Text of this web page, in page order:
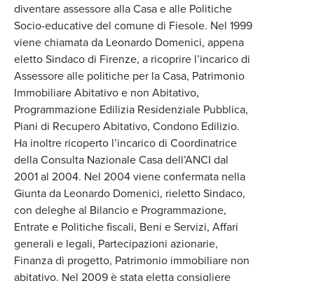
diventare assessore alla Casa e alle Politiche
Socio-educative del comune di Fiesole. Nel 1999
viene chiamata da Leonardo Domenici, appena
eletto Sindaco di Firenze, a ricoprire l’incarico di
Assessore alle politiche per la Casa, Patrimonio
Immobiliare Abitativo e non Abitativo,
Programmazione Edilizia Residenziale Pubblica,
Piani di Recupero Abitativo, Condono Edilizio.
Ha inoltre ricoperto l’incarico di Coordinatrice
della Consulta Nazionale Casa dell’ANCI dal
2001 al 2004. Nel 2004 viene confermata nella
Giunta da Leonardo Domenici, rieletto Sindaco,
con deleghe al Bilancio e Programmazione,
Entrate e Politiche fiscali, Beni e Servizi, Affari
generali e legali, Partecipazioni azionarie,
Finanza di progetto, Patrimonio immobiliare non
abitativo. Nel 2009 è stata eletta consigliere